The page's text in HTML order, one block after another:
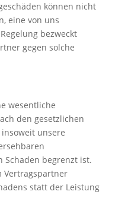
können nicht
eine von uns
bezweckt
gegen solche
wesentliche
den gesetzlichen
unsere
begrenzt ist.
Vertragspartner
statt der Leistung